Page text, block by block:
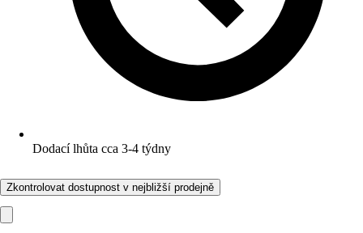
Dodací lhůta cca 3-4 týdny
Zkontrolovat dostupnost v nejbližší prodejně